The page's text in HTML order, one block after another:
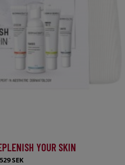
YOUR SKIN
529 SEK